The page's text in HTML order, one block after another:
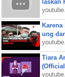
laskan
ung
Tiara